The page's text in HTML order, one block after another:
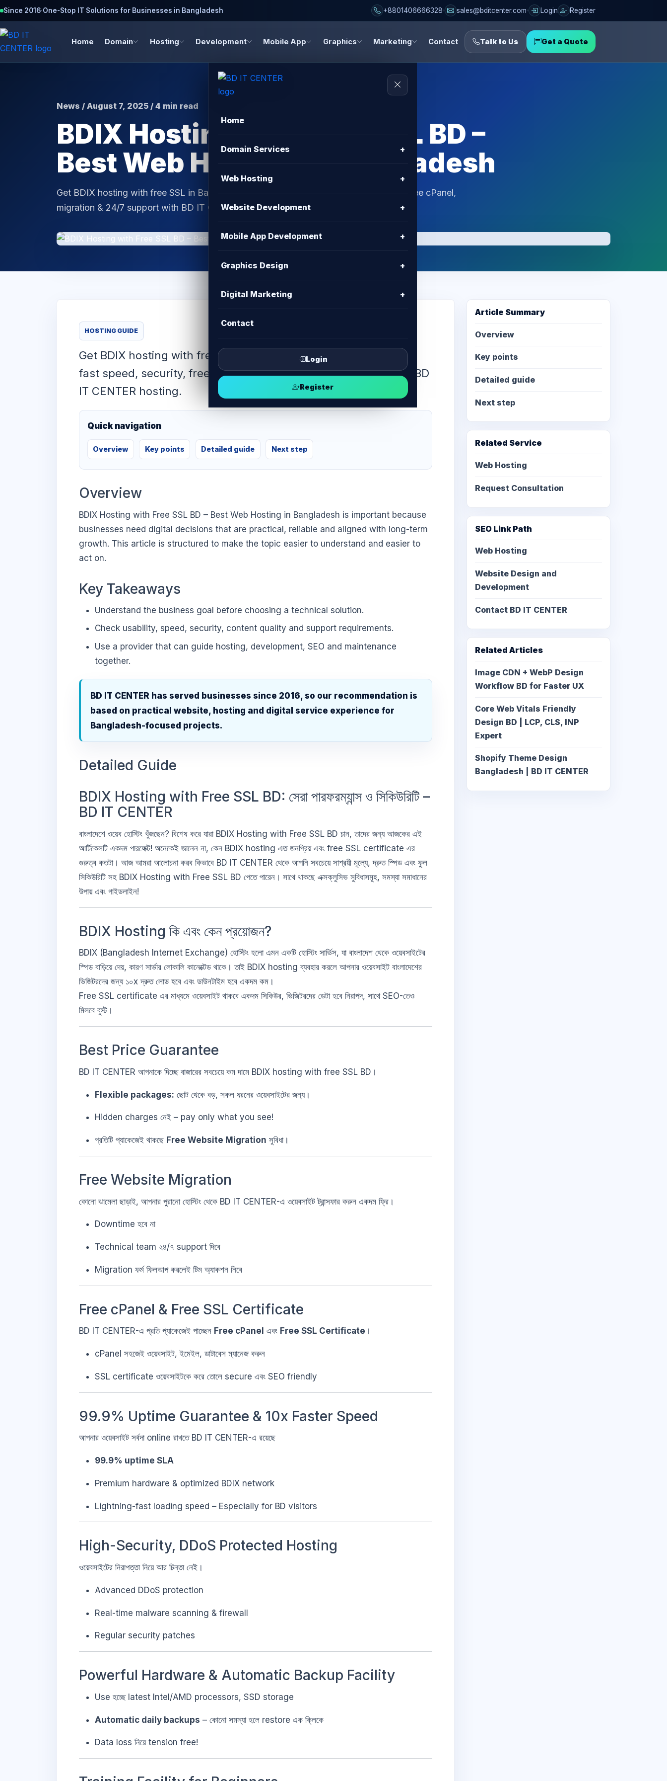
Since 2016·One-Stop IT Solutions for Businesses in Bangladesh +8801406666328 sales@bditcenter.com Login Register
Home Domain Hosting Development Mobile App Graphics Marketing Contact Talk to Us Get a Quote
Home
Domain Services +
Web Hosting +
Website Development +
Mobile App Development +
Graphics Design +
Digital Marketing +
Contact
Login
Register
News / August 7, 2025 / 4 min read
BDIX Hosting with Free SSL BD –
Best Web Hosting in Bangladesh
Get BDIX hosting with free SSL in Bangladesh. Enjoy best price, fast speed, security, free cPanel,
migration & 24/7 support with BD IT CENTER hosting.
HOSTING GUIDE
Get BDIX hosting with free SSL in Bangladesh. Enjoy best price,
fast speed, security, free cPanel, migration & 24/7 support with BD
IT CENTER hosting.
Quick navigation
Overview Key points Detailed guide Next step
Overview
BDIX Hosting with Free SSL BD – Best Web Hosting in Bangladesh is important because
businesses need digital decisions that are practical, reliable and aligned with long-term
growth. This article is structured to make the topic easier to understand and easier to
act on.
Key Takeaways
Understand the business goal before choosing a technical solution.
Check usability, speed, security, content quality and support requirements.
Use a provider that can guide hosting, development, SEO and maintenance
together.
BD IT CENTER has served businesses since 2016, so our recommendation is
based on practical website, hosting and digital service experience for
Bangladesh-focused projects.
Detailed Guide
BDIX Hosting with Free SSL BD: সেরা পারফরম্যান্স ও সিকিউরিটি –
BD IT CENTER
বাংলাদেশে ওয়েব হোস্টিং খুঁজছেন? বিশেষ করে যারা BDIX Hosting with Free SSL BD চান, তাদের জন্য আজকের এই
আর্টিকেলটি একদম পারফেক্ট! অনেকেই জানেন না, কেন BDIX hosting এত জনপ্রিয় এবং free SSL certificate এর
গুরুত্ব কতটা। আজ আমরা আলোচনা করব কিভাবে BD IT CENTER থেকে আপনি সবচেয়ে সাশ্রয়ী মূল্যে, দ্রুত স্পিড এবং ফুল
সিকিউরিটি সহ BDIX Hosting with Free SSL BD পেতে পারেন। সাথে থাকছে এক্সক্লুসিভ সুবিধাসমূহ, সমস্যা সমাধানের
উপায় এবং গাইডলাইন!
BDIX Hosting কি এবং কেন প্রয়োজন?
BDIX (Bangladesh Internet Exchange) হোস্টিং হলো এমন একটি হোস্টিং সার্ভিস, যা বাংলাদেশ থেকে ওয়েবসাইটের
স্পিড বাড়িয়ে দেয়, কারণ সার্ভার লোকালি কানেক্টেড থাকে। তাই BDIX hosting ব্যবহার করলে আপনার ওয়েবসাইট বাংলাদেশের
ভিজিটরদের জন্য ১০x দ্রুত লোড হবে এবং ডাউনটাইম হবে একদম কম।
Free SSL certificate এর মাধ্যমে ওয়েবসাইট থাকবে একদম সিকিউর, ভিজিটরদের ডেটা হবে নিরাপদ, সাথে SEO-তেও
মিলবে বুস্ট।
Best Price Guarantee
BD IT CENTER আপনাকে দিচ্ছে বাজারের সবচেয়ে কম দামে BDIX hosting with free SSL BD।
Flexible packages: ছোট থেকে বড়, সকল ধরনের ওয়েবসাইটের জন্য।
Hidden charges নেই – pay only what you see!
প্রতিটি প্যাকেজেই থাকছে Free Website Migration সুবিধা।
Free Website Migration
কোনো ঝামেলা ছাড়াই, আপনার পুরানো হোস্টিং থেকে BD IT CENTER-এ ওয়েবসাইট ট্রান্সফার করুন একদম ফ্রি।
Downtime হবে না
Technical team ২৪/৭ support দিবে
Migration ফর্ম ফিলআপ করলেই টিম অ্যাকশন নিবে
Free cPanel & Free SSL Certificate
BD IT CENTER-এ প্রতি প্যাকেজেই পাচ্ছেন Free cPanel এবং Free SSL Certificate ।
cPanel সহজেই ওয়েবসাইট, ইমেইল, ডাটাবেস ম্যানেজ করুন
SSL certificate ওয়েবসাইটকে করে তোলে secure এবং SEO friendly
99.9% Uptime Guarantee & 10x Faster Speed
আপনার ওয়েবসাইট সর্বদা online রাখতে BD IT CENTER-এ রয়েছে
99.9% uptime SLA
Premium hardware & optimized BDIX network
Lightning-fast loading speed – Especially for BD visitors
High-Security, DDoS Protected Hosting
ওয়েবসাইটের নিরাপত্তা নিয়ে আর চিন্তা নেই।
Advanced DDoS protection
Real-time malware scanning & firewall
Regular security patches
Powerful Hardware & Automatic Backup Facility
Use হচ্ছে latest Intel/AMD processors, SSD storage
Automatic daily backups – কোনো সমস্যা হলে restore এক ক্লিকে
Data loss নিয়ে tension free!
Article Summary
Overview
Key points
Detailed guide
Next step
Related Service
Web Hosting
Request Consultation
SEO Link Path
Web Hosting
Website Design and
Development
Contact BD IT CENTER
Related Articles
Image CDN + WebP Design
Workflow BD for Faster UX
Core Web Vitals Friendly
Design BD | LCP, CLS, INP
Expert
Shopify Theme Design
Bangladesh | BD IT CENTER